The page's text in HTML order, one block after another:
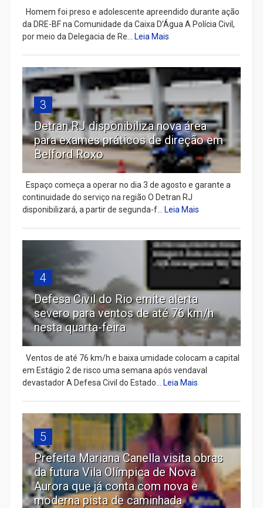
Homem foi preso e adolescente apreendido durante ação
da DRE-BF na Comunidade da Caixa D’Água A Polícia Civil,
por meio da Delegacia de Re...
Leia Mais
3
Detran RJ disponibiliza nova área
para exames práticos de direção em
Belford Roxo
Espaço começa a operar no dia 3 de agosto e garante a
continuidade do serviço na região O Detran RJ
disponibilizará, a partir de segunda-f...
Leia Mais
4
Defesa Civil do Rio emite alerta
severo para ventos de até 76 km/h
nesta quarta-feira
Ventos de até 76 km/h e baixa umidade colocam a capital
em Estágio 2 de risco uma semana após vendaval
devastador A Defesa Civil do Estado...
Leia Mais
5
Prefeita Mariana Canella visita obras
da futura Vila Olímpica de Nova
Aurora que já conta com nova e
moderna pista de caminhada